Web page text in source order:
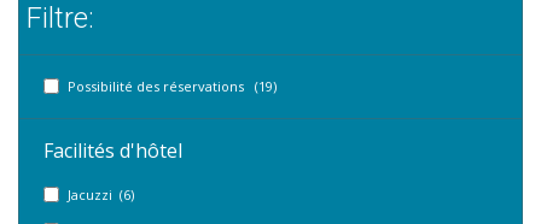
Filtre:
Possibilité des réservations (19)
Facilités d'hôtel
Jacuzzi (6)